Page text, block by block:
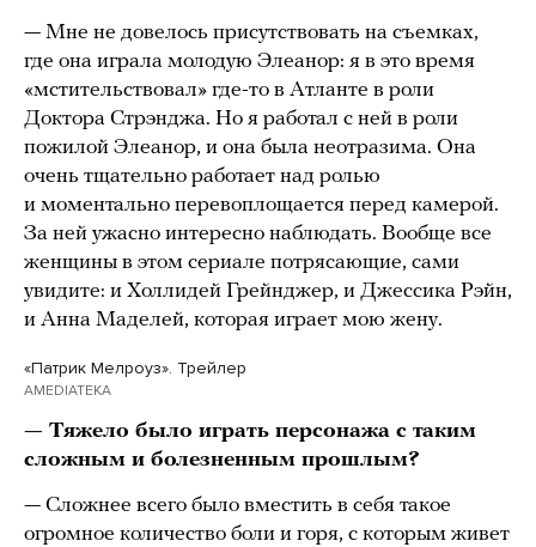
— Мне не довелось присутствовать на съемках,
где она играла молодую Элеанор: я в это время
«мстительствовал» где-то в Атланте в роли
Доктора Стрэнджа. Но я работал с ней в роли
пожилой Элеанор, и она была неотразима. Она
очень тщательно работает над ролью
и моментально перевоплощается перед камерой.
За ней ужасно интересно наблюдать. Вообще все
женщины в этом сериале потрясающие, сами
увидите: и Холлидей Грейнджер, и Джессика Рэйн,
и Анна Маделей, которая играет мою жену.
«Патрик Мелроуз». Трейлер
AMEDIATEKA
— Тяжело было играть персонажа с таким
сложным и болезненным прошлым?
— Сложнее всего было вместить в себя такое
огромное количество боли и горя, с которым живет